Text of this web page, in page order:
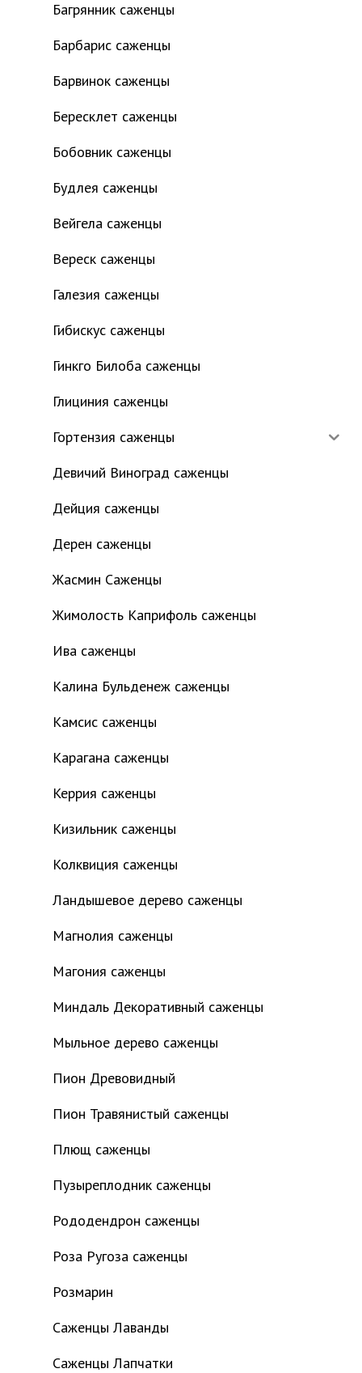
Багрянник саженцы
Барбарис саженцы
Барвинок саженцы
Бересклет саженцы
Бобовник саженцы
Будлея саженцы
Вейгела саженцы
Вереск саженцы
Галезия саженцы
Гибискус саженцы
Гинкго Билоба саженцы
Глициния саженцы
Гортензия саженцы
Девичий Виноград саженцы
Дейция саженцы
Дерен саженцы
Жасмин Саженцы
Жимолость Каприфоль саженцы
Ива саженцы
Калина Бульденеж саженцы
Камсис саженцы
Карагана саженцы
Керрия саженцы
Кизильник саженцы
Колквиция саженцы
Ландышевое дерево саженцы
Магнолия саженцы
Магония саженцы
Миндаль Декоративный саженцы
Мыльное дерево саженцы
Пион Древовидный
Пион Травянистый саженцы
Плющ саженцы
Пузыреплодник саженцы
Рододендрон саженцы
Роза Ругоза саженцы
Розмарин
Саженцы Лаванды
Саженцы Лапчатки